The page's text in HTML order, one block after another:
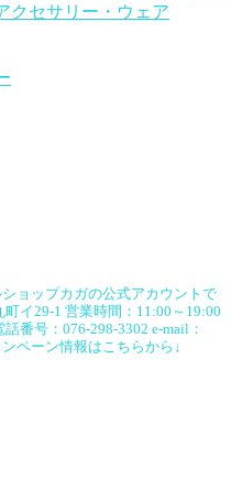
クセサリー・ウェア
ョップカガの公式アカウントで
イ29-1 営業時間：11:00～19:00
話番号：076-298-3302 e-mail：
ペーン情報はこちらから↓